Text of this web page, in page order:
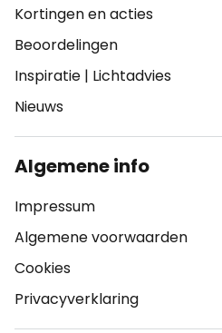
Kortingen en acties
Beoordelingen
Inspiratie | Lichtadvies
Nieuws
Algemene info
Impressum
Algemene voorwaarden
Cookies
Privacyverklaring